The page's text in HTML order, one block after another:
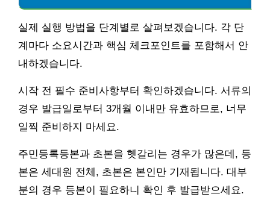
실제 실행 방법을 단계별로 살펴보겠습니다. 각 단
계마다 소요시간과 핵심 체크포인트를 포함해서 안
내하겠습니다.
시작 전 필수 준비사항부터 확인하겠습니다. 서류의
경우 발급일로부터 3개월 이내만 유효하므로, 너무
일찍 준비하지 마세요.
주민등록등본과 초본을 헷갈리는 경우가 많은데, 등
본은 세대원 전체, 초본은 본인만 기재됩니다. 대부
분의 경우 등본이 필요하니 확인 후 발급받으세요.